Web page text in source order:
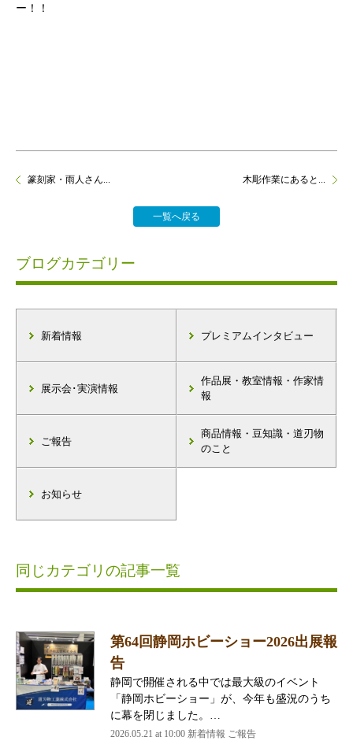
ー！！
篆刻家・雨人さん...
一覧へ戻る
木彫作業にあると...
ブログカテゴリー
新着情報 プレミアムインタビュー
展示会･実演情報
作品展・教室情報・作家情
報
ご報告
商品情報・豆知識・道刃物
のこと
お知らせ
同じカテゴリの記事一覧
第64回静岡ホビーショー2026出展報
告
静岡で開催される中では最大級のイベント
「静岡ホビーショー」が、今年も盛況のうち
に幕を閉じました。…
2026.05.21 at 10:00 新着情報 ご報告